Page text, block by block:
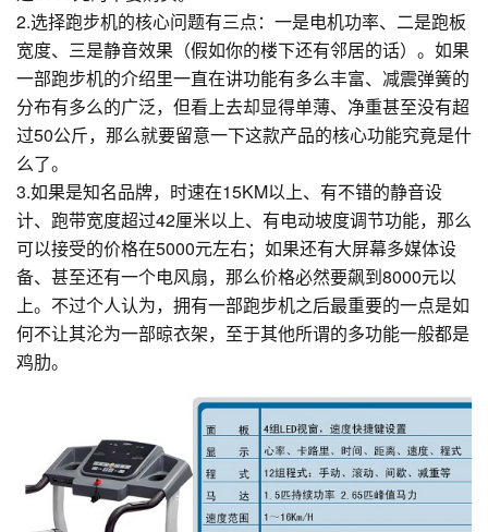
2.选择跑步机的核心问题有三点：一是电机功率、二是跑板
宽度、三是静音效果（假如你的楼下还有邻居的话）。如果
一部跑步机的介绍里一直在讲功能有多么丰富、减震弹簧的
分布有多么的广泛，但看上去却显得单薄、净重甚至没有超
过50公斤，那么就要留意一下这款产品的核心功能究竟是什
么了。
3.如果是知名品牌，时速在15KM以上、有不错的静音设
计、跑带宽度超过42厘米以上、有电动坡度调节功能，那么
可以接受的价格在5000元左右；如果还有大屏幕多媒体设
备、甚至还有一个电风扇，那么价格必然要飙到8000元以
上。不过个人认为，拥有一部跑步机之后最重要的一点是如
何不让其沦为一部晾衣架，至于其他所谓的多功能一般都是
鸡肋。